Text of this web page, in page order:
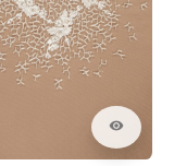
visibility